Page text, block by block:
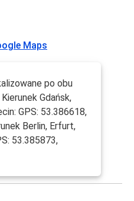
Maps
po obu
Gdańsk,
GPS: 53.386618,
Berlin, Erfurt,
53.385873,